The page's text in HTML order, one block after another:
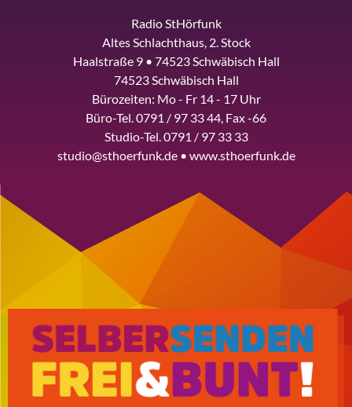
Radio StHörfunk
Altes Schlachthaus, 2. Stock
Haalstraße 9 • 74523 Schwäbisch Hall
74523 Schwäbisch Hall
Bürozeiten: Mo - Fr 14 - 17 Uhr
Büro-Tel. 0791 / 97 33 44, Fax -66
Studio-Tel. 0791 / 97 33 33
studio@sthoerfunk.de • www.sthoerfunk.de